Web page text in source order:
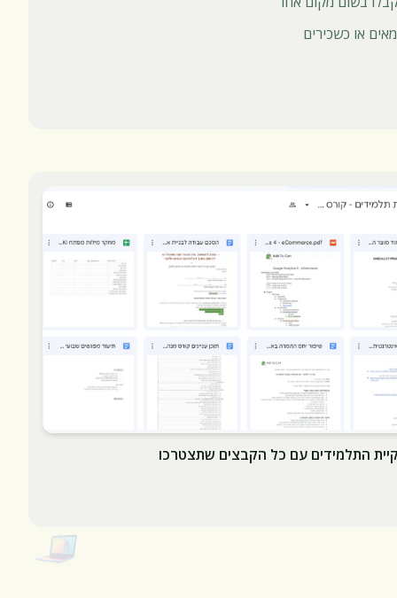
או כשכירים
התלמידים עם כל הקבצים שתצטרכו